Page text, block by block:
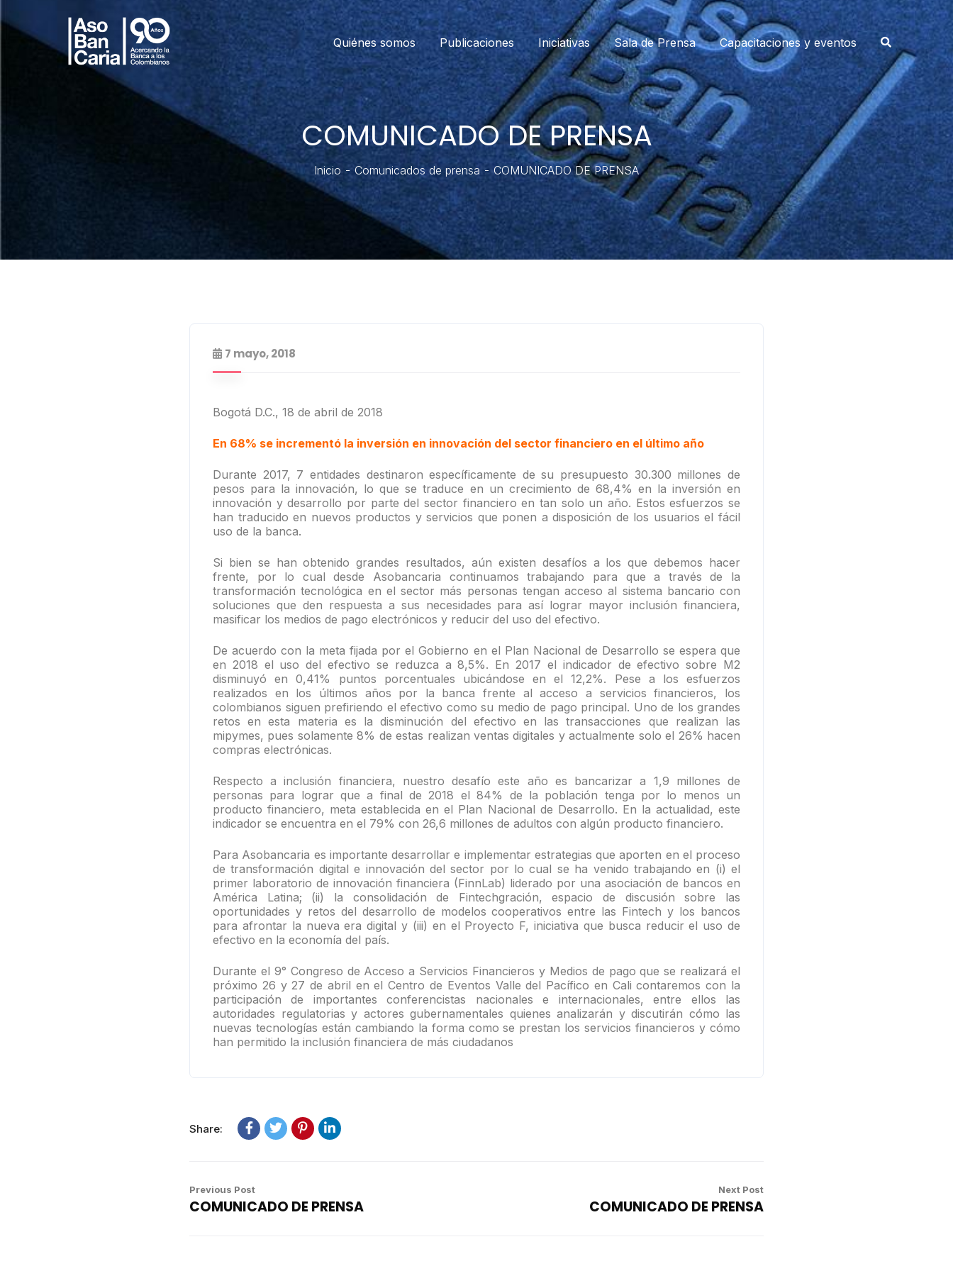
Quiénes somos Publicaciones Iniciativas Sala de Prensa Capacitaciones y eventos
COMUNICADO DE PRENSA
Inicio Comunicados de prensa COMUNICADO DE PRENSA
7 mayo, 2018
Bogotá D.C., 18 de abril de 2018
En 68% se incrementó la inversión en innovación del sector financiero en el último año
Durante 2017, 7 entidades destinaron específicamente de su presupuesto 30.300 millones de
pesos para la innovación, lo que se traduce en un crecimiento de 68,4% en la inversión en
innovación y desarrollo por parte del sector financiero en tan solo un año. Estos esfuerzos se
han traducido en nuevos productos y servicios que ponen a disposición de los usuarios el fácil
uso de la banca.
Si bien se han obtenido grandes resultados, aún existen desafíos a los que debemos hacer
frente, por lo cual desde Asobancaria continuamos trabajando para que a través de la
transformación tecnológica en el sector más personas tengan acceso al sistema bancario con
soluciones que den respuesta a sus necesidades para así lograr mayor inclusión financiera,
masificar los medios de pago electrónicos y reducir del uso del efectivo.
De acuerdo con la meta fijada por el Gobierno en el Plan Nacional de Desarrollo se espera que
en 2018 el uso del efectivo se reduzca a 8,5%. En 2017 el indicador de efectivo sobre M2
disminuyó en 0,41% puntos porcentuales ubicándose en el 12,2%. Pese a los esfuerzos
realizados en los últimos años por la banca frente al acceso a servicios financieros, los
colombianos siguen prefiriendo el efectivo como su medio de pago principal. Uno de los grandes
retos en esta materia es la disminución del efectivo en las transacciones que realizan las
mipymes, pues solamente 8% de estas realizan ventas digitales y actualmente solo el 26% hacen
compras electrónicas.
Respecto a inclusión financiera, nuestro desafío este año es bancarizar a 1,9 millones de
personas para lograr que a final de 2018 el 84% de la población tenga por lo menos un
producto financiero, meta establecida en el Plan Nacional de Desarrollo. En la actualidad, este
indicador se encuentra en el 79% con 26,6 millones de adultos con algún producto financiero.
Para Asobancaria es importante desarrollar e implementar estrategias que aporten en el proceso
de transformación digital e innovación del sector por lo cual se ha venido trabajando en (i) el
primer laboratorio de innovación financiera (FinnLab) liderado por una asociación de bancos en
América Latina; (ii) la consolidación de Fintechgración, espacio de discusión sobre las
oportunidades y retos del desarrollo de modelos cooperativos entre las Fintech y los bancos
para afrontar la nueva era digital y (iii) en el Proyecto F, iniciativa que busca reducir el uso de
efectivo en la economía del país.
Durante el 9° Congreso de Acceso a Servicios Financieros y Medios de pago que se realizará el
próximo 26 y 27 de abril en el Centro de Eventos Valle del Pacífico en Cali contaremos con la
participación de importantes conferencistas nacionales e internacionales, entre ellos las
autoridades regulatorias y actores gubernamentales quienes analizarán y discutirán cómo las
nuevas tecnologías están cambiando la forma como se prestan los servicios financieros y cómo
han permitido la inclusión financiera de más ciudadanos
Share:
Previous Post
COMUNICADO DE PRENSA
Next Post
COMUNICADO DE PRENSA